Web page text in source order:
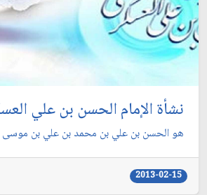
نشأة الإمام الحسن بن علي
هو الحسن بن علي بن محمد بن علي بن موسى
2013-02-15